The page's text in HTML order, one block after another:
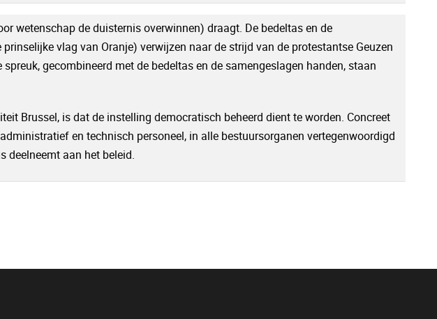
wetenschap de duisternis overwinnen) draagt. De bedeltas en de
vlag van Oranje) verwijzen naar de strijd van de protestantse Geuzen
gecombineerd met de bedeltas en de samengeslagen handen, staan
Brussel, is dat de instelling democratisch beheerd dient te worden. Concreet
en technisch personeel, in alle bestuursorganen vertegenwoordigd
aan het beleid.